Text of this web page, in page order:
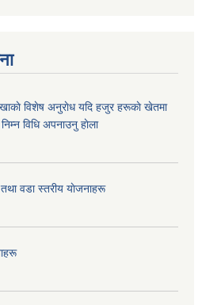
विशेष अनुराेध यदि हजुर हरूकाे खेतमा
विधि अपनाउनु हाेला
वडा स्तरीय याेजनाहरू